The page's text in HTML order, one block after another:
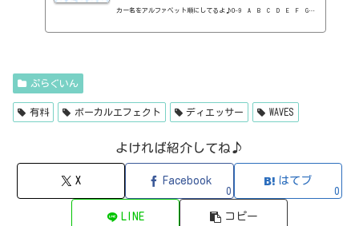
カー名をアルファベット順にしてるよ♪0-9 A B C D E F G
ぷらぐいん
有料 ボーカルエフェクト ディエッサー WAVES
よければ紹介してね♪
X Facebook
0
はてブ
0
LINE コピー